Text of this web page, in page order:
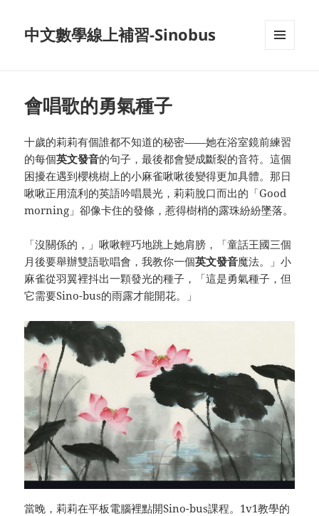
中文數學線上補習-Sinobus
會唱歌的勇氣種子
十歲的莉莉有個誰都不知道的秘密——她在浴室鏡前練習
的每個英文發音的句子，最後都會變成斷裂的音符。這個
困擾在遇到櫻桃樹上的小麻雀啾啾後變得更加具體。那日
啾啾正用流利的英語吟唱晨光，莉莉脫口而出的「Good
morning」卻像卡住的發條，惹得樹梢的露珠紛紛墜落。
「沒關係的，」啾啾輕巧地跳上她肩膀，「童話王國三個
月後要舉辦雙語歌唱會，我教你一個英文發音魔法。」小
麻雀從羽翼裡抖出一顆發光的種子，「這是勇氣種子，但
它需要Sino-bus的雨露才能開花。」
當晚，莉莉在平板電腦裡點開Sino-bus課程。1v1教學的